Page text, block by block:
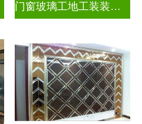
门窗玻璃工地工装装饰玻璃